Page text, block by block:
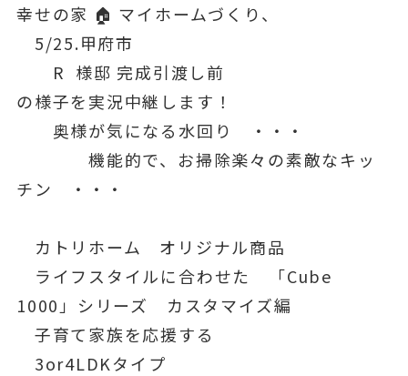
幸せの家 🏠 マイホームづくり、
5/25.甲府市
R 様邸 完成引渡し前
の様子を実況中継します！
奥様が気になる水回り ・・・
機能的で、お掃除楽々の素敵なキッ
チン ・・・
カトリホーム オリジナル商品
ライフスタイルに合わせた 「Cube
1000」シリーズ カスタマイズ編
子育て家族を応援する
3or4LDKタイプ